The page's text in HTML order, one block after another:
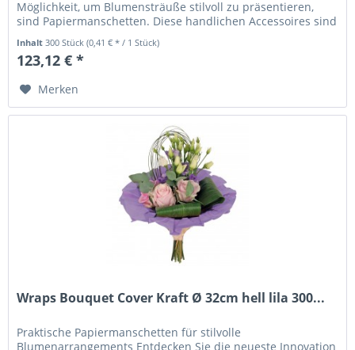
Möglichkeit, um Blumensträuße stilvoll zu präsentieren,
sind Papiermanschetten. Diese handlichen Accessoires sind
Inhalt 300 Stück(0,41 € * / 1 Stück)
123,12 € *
Merken
Wraps Bouquet Cover Kraft Ø 32cm hell lila 300...
Praktische Papiermanschetten für stilvolle
Blumenarrangements Entdecken Sie die neueste Innovation